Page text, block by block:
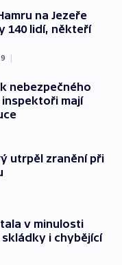
na Jezeře
140 lidí, někteří
|
nebezpečného
mají
utrpěl zranění při
v minulosti
i chybějící